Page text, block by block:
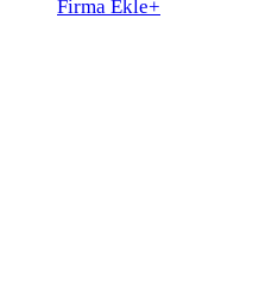
Firma Ekle+